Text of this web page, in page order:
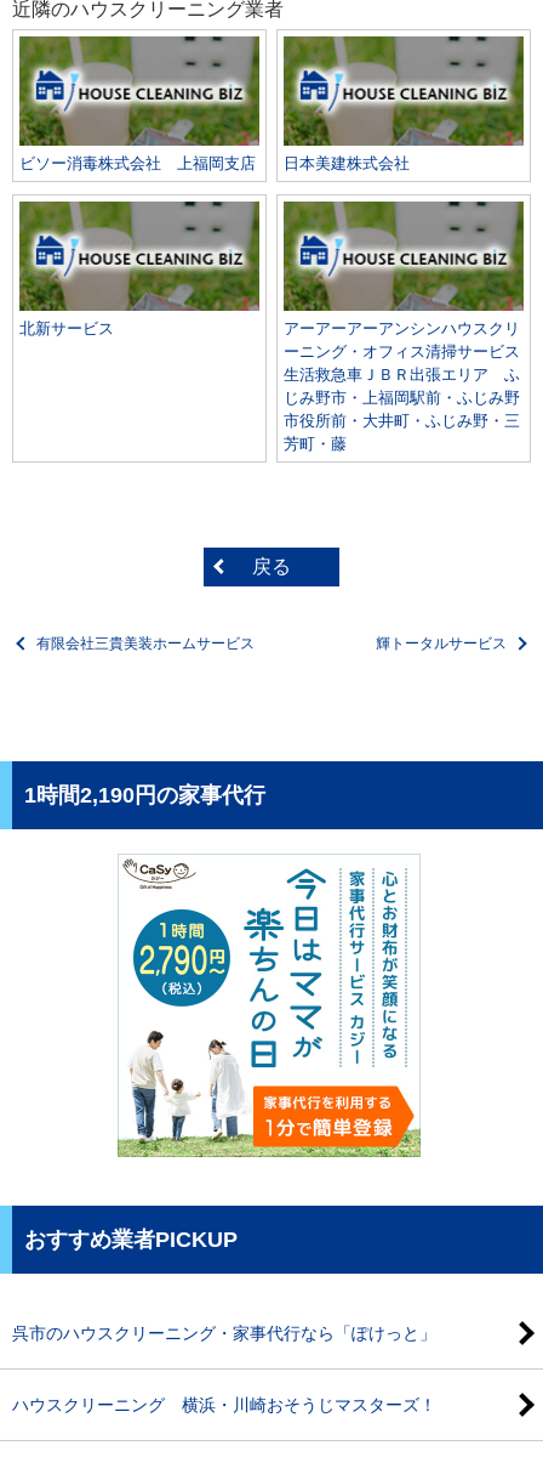
近隣のハウスクリーニング業者
ビソー消毒株式会社 上福岡支店 日本美建株式会社
北新サービス
アーアーアーアンシンハウスクリ
ーニング・オフィス清掃サービス
生活救急車ＪＢＲ出張エリア ふ
じみ野市・上福岡駅前・ふじみ野
市役所前・大井町・ふじみ野・三
芳町・藤
戻る
有限会社三貴美装ホームサービス 輝トータルサービス
1時間2,190円の家事代行
おすすめ業者PICKUP
呉市のハウスクリーニング・家事代行なら「ぽけっと」
ハウスクリーニング 横浜・川崎おそうじマスターズ！